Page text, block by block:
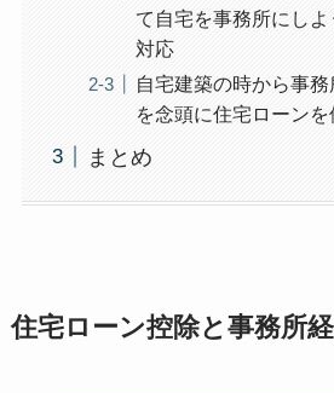
て自宅を事務所にし
対応
自宅建築の時から事
を念頭に住宅ローン
まとめ
住宅ローン控除と事務所